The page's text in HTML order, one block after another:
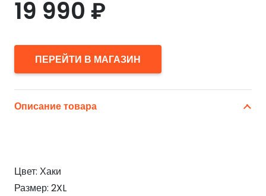
19 990 ₽
ПЕРЕЙТИ В МАГАЗИН
Описание товара
Цвет: Хаки
Размер: 2XL